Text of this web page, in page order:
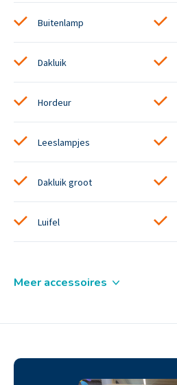
Buitenlamp
Dakluik
Hordeur
Leeslampjes
Dakluik groot
Luifel
Meer accessoires